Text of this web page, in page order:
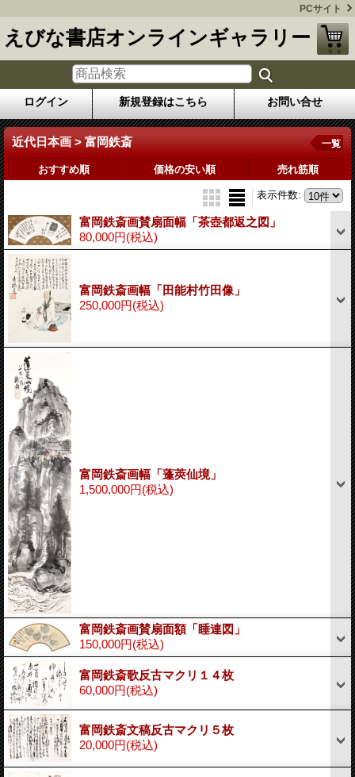
PCサイト
えびな書店オンラインギャラリー
ログイン 新規登録はこちら お問い合せ
近代日本画 > 富岡鉄斎 一覧
おすすめ順 価格の安い順 売れ筋順
表示件数:
富岡鉄斎画賛扇面幅「茶壺都返之図」
80,000円(税込)
富岡鉄斎画幅「田能村竹田像」
250,000円(税込)
富岡鉄斎画幅「蓬莢仙境」
1,500,000円(税込)
富岡鉄斎画賛扇面額「睡連図」
150,000円(税込)
富岡鉄斎歌反古マクリ１４枚
60,000円(税込)
富岡鉄斎文稿反古マクリ５枚
20,000円(税込)